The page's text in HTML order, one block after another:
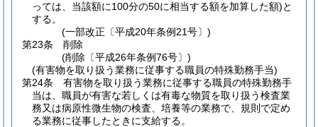
っては、当該額に100分の50に相当する額を加算した額)と
する。
(一部改正〔平成20年条例21号〕)
第23条
削除
(削除〔平成26年条例76号〕)
(有害物を取り扱う業務に従事する職員の特殊勤務手当)
第24条
有害物を取り扱う業務に従事する職員の特殊勤務手
当は、職員が有害な若しくは有毒な物質を取り扱う検査業
務又は病原性微生物の検査、培養等の業務で、規則で定め
る業務に従事したときに支給する。